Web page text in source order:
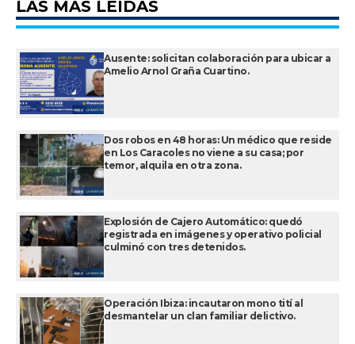
LAS MÁS LEÍDAS
Ausente: solicitan colaboración para ubicar a
Amelio Arnol Graña Cuartino.
Dos robos en 48 horas: Un médico que reside
en Los Caracoles no viene a su casa; por
temor, alquila en otra zona.
Explosión de Cajero Automático: quedó
registrada en imágenes y operativo policial
culminó con tres detenidos.
Operación Ibiza: incautaron mono tití al
desmantelar un clan familiar delictivo.